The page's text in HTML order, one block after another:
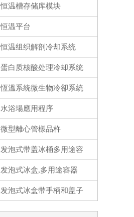
恒温槽存储库模块
恒温平台
恒温组织解剖冷却系统
蛋白质核酸处理冷却系统
恆溫系統微生物冷卻系統
水浴場應用程序
微型離心管樣品杵
发泡式带盖冰桶多用途容
器
发泡式冰盒,多用途容器
发泡式冰盒带手柄和盖子